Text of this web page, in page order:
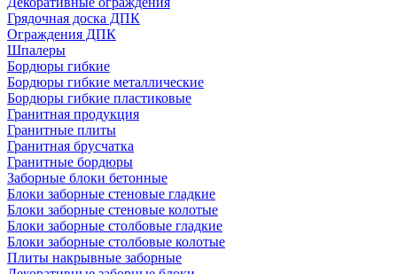
Грядочная доска ДПК
Ограждения ДПК
Шпалеры
Бордюры гибкие
Бордюры гибкие металлические
Бордюры гибкие пластиковые
Гранитная продукция
Гранитные плиты
Гранитная брусчатка
Гранитные бордюры
Заборные блоки бетонные
Блоки заборные стеновые гладкие
Блоки заборные стеновые колотые
Блоки заборные столбовые гладкие
Блоки заборные столбовые колотые
Плиты накрывные заборные